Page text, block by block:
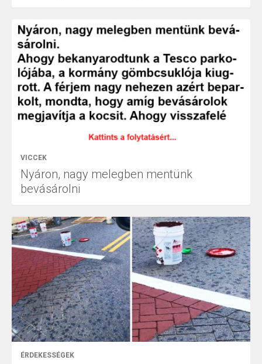
VICCEK
Nyáron, nagy melegben mentünk
bevásárolni
ÉRDEKESSÉGEK